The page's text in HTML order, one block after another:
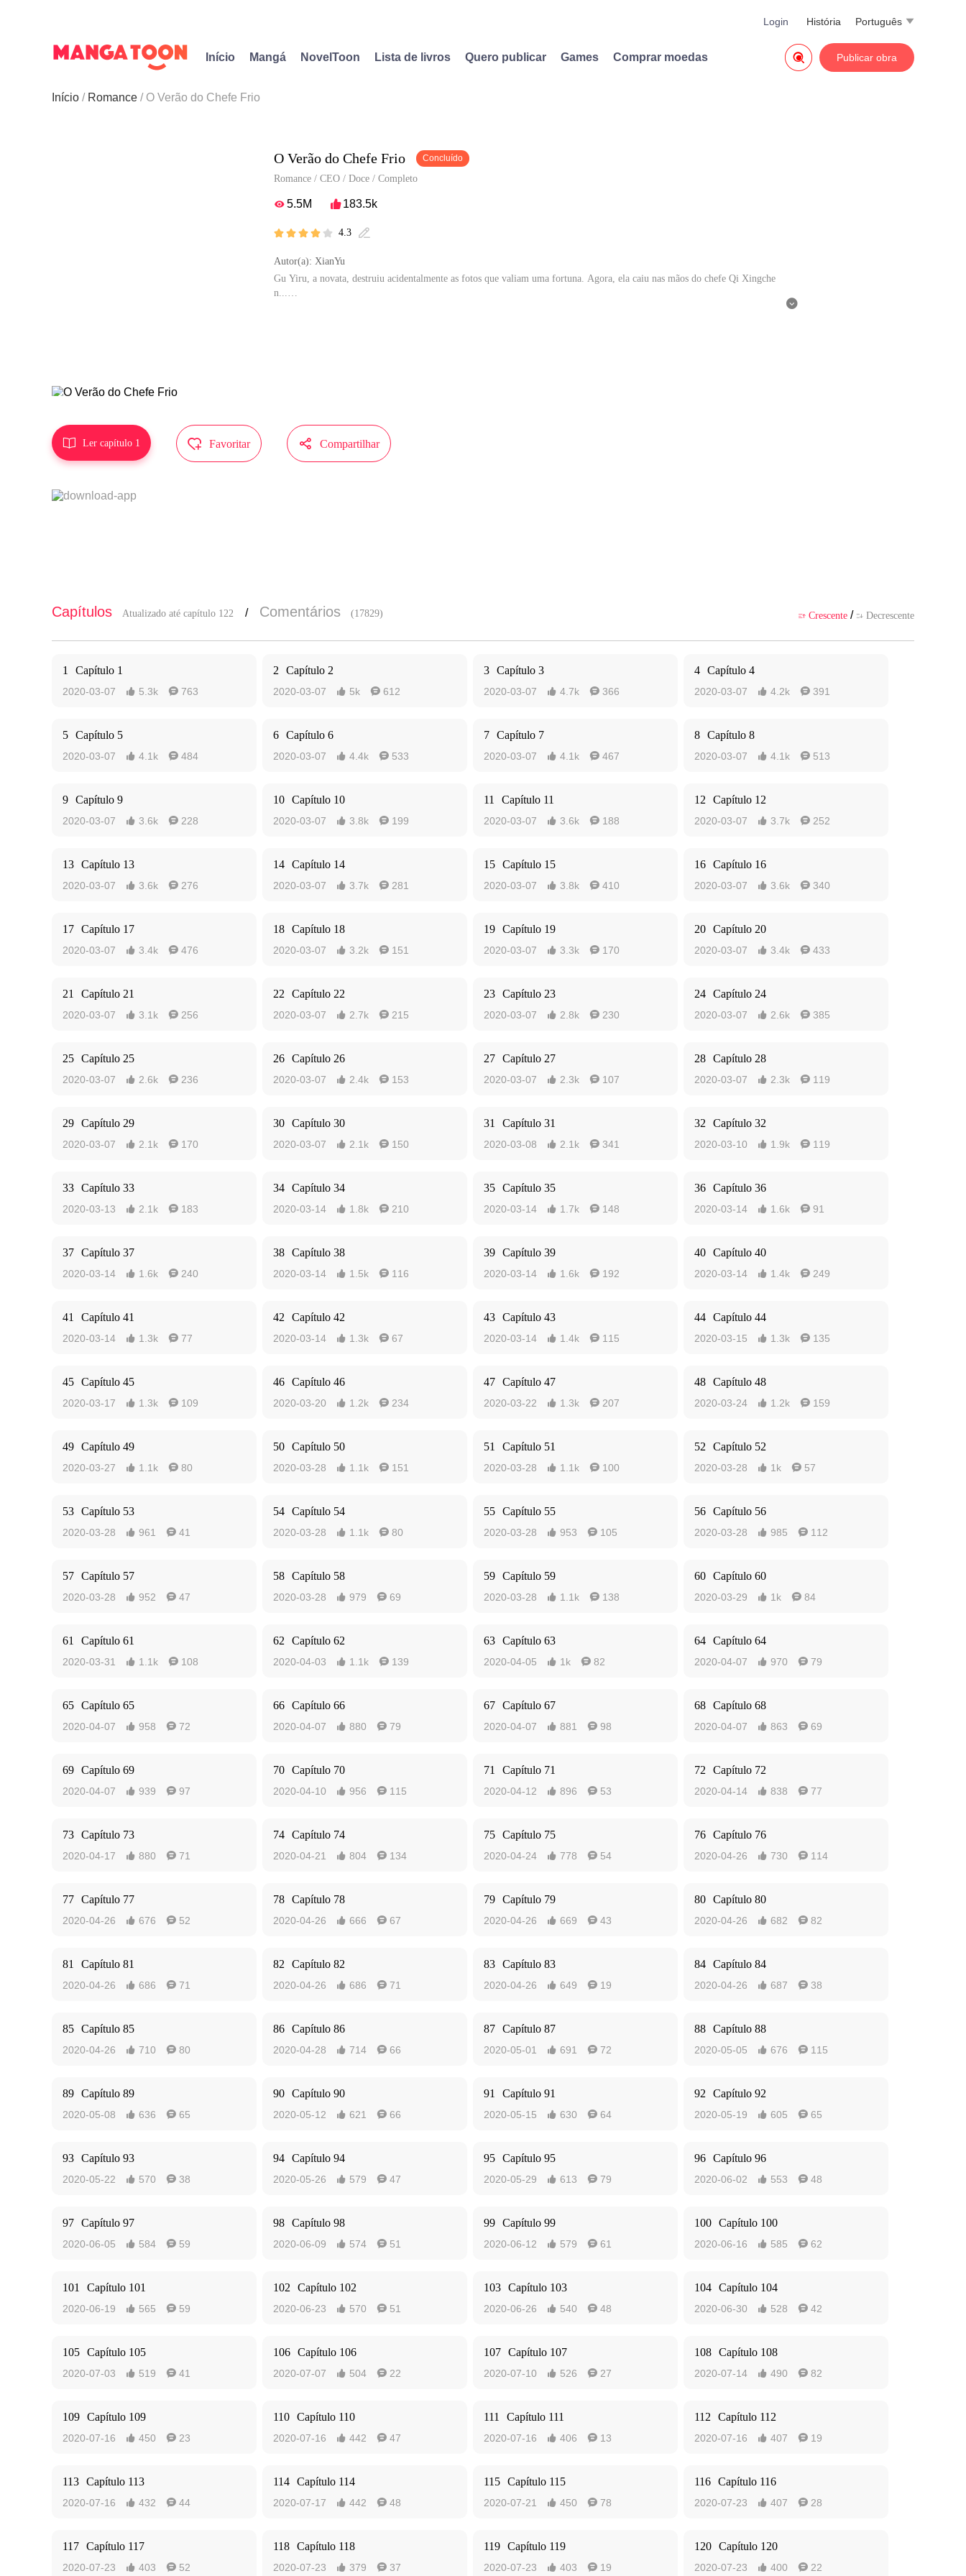
Português 
História
Login
Início Mangá NovelToon Lista de livros Quero publicar Games Comprar moedas Publicar obra

Início Romance O Verão do Chefe Frio
O Verão do Chefe Frio Concluído
Romance / CEO / Doce / Completo
5.5M 183.5k
     4.3 
Autor(a): XianYu
Gu Yiru, a novata, destruiu acidentalmente as fotos que valiam uma fortuna. Agora, ela caiu nas mãos do chefe Qi Xingche
n...

 Ler capítulo 1  Favoritar  Compartilhar
Capítulos Atualizado até capítulo 122 / Comentários (17829)  Crescente /  Decrescente
1 Capítulo 1
2020-03-07  5.3k  763
2 Capítulo 2
2020-03-07  5k  612
3 Capítulo 3
2020-03-07  4.7k  366
4 Capítulo 4
2020-03-07  4.2k  391
5 Capítulo 5
2020-03-07  4.1k  484
6 Capítulo 6
2020-03-07  4.4k  533
7 Capítulo 7
2020-03-07  4.1k  467
8 Capítulo 8
2020-03-07  4.1k  513
9 Capítulo 9
2020-03-07  3.6k  228
10 Capítulo 10
2020-03-07  3.8k  199
11 Capítulo 11
2020-03-07  3.6k  188
12 Capítulo 12
2020-03-07  3.7k  252
13 Capítulo 13
2020-03-07  3.6k  276
14 Capítulo 14
2020-03-07  3.7k  281
15 Capítulo 15
2020-03-07  3.8k  410
16 Capítulo 16
2020-03-07  3.6k  340
17 Capítulo 17
2020-03-07  3.4k  476
18 Capítulo 18
2020-03-07  3.2k  151
19 Capítulo 19
2020-03-07  3.3k  170
20 Capítulo 20
2020-03-07  3.4k  433
21 Capítulo 21
2020-03-07  3.1k  256
22 Capítulo 22
2020-03-07  2.7k  215
23 Capítulo 23
2020-03-07  2.8k  230
24 Capítulo 24
2020-03-07  2.6k  385
25 Capítulo 25
2020-03-07  2.6k  236
26 Capítulo 26
2020-03-07  2.4k  153
27 Capítulo 27
2020-03-07  2.3k  107
28 Capítulo 28
2020-03-07  2.3k  119
29 Capítulo 29
2020-03-07  2.1k  170
30 Capítulo 30
2020-03-07  2.1k  150
31 Capítulo 31
2020-03-08  2.1k  341
32 Capítulo 32
2020-03-10  1.9k  119
33 Capítulo 33
2020-03-13  2.1k  183
34 Capítulo 34
2020-03-14  1.8k  210
35 Capítulo 35
2020-03-14  1.7k  148
36 Capítulo 36
2020-03-14  1.6k  91
37 Capítulo 37
2020-03-14  1.6k  240
38 Capítulo 38
2020-03-14  1.5k  116
39 Capítulo 39
2020-03-14  1.6k  192
40 Capítulo 40
2020-03-14  1.4k  249
41 Capítulo 41
2020-03-14  1.3k  77
42 Capítulo 42
2020-03-14  1.3k  67
43 Capítulo 43
2020-03-14  1.4k  115
44 Capítulo 44
2020-03-15  1.3k  135
45 Capítulo 45
2020-03-17  1.3k  109
46 Capítulo 46
2020-03-20  1.2k  234
47 Capítulo 47
2020-03-22  1.3k  207
48 Capítulo 48
2020-03-24  1.2k  159
49 Capítulo 49
2020-03-27  1.1k  80
50 Capítulo 50
2020-03-28  1.1k  151
51 Capítulo 51
2020-03-28  1.1k  100
52 Capítulo 52
2020-03-28  1k  57
53 Capítulo 53
2020-03-28  961  41
54 Capítulo 54
2020-03-28  1.1k  80
55 Capítulo 55
2020-03-28  953  105
56 Capítulo 56
2020-03-28  985  112
57 Capítulo 57
2020-03-28  952  47
58 Capítulo 58
2020-03-28  979  69
59 Capítulo 59
2020-03-28  1.1k  138
60 Capítulo 60
2020-03-29  1k  84
61 Capítulo 61
2020-03-31  1.1k  108
62 Capítulo 62
2020-04-03  1.1k  139
63 Capítulo 63
2020-04-05  1k  82
64 Capítulo 64
2020-04-07  970  79
65 Capítulo 65
2020-04-07  958  72
66 Capítulo 66
2020-04-07  880  79
67 Capítulo 67
2020-04-07  881  98
68 Capítulo 68
2020-04-07  863  69
69 Capítulo 69
2020-04-07  939  97
70 Capítulo 70
2020-04-10  956  115
71 Capítulo 71
2020-04-12  896  53
72 Capítulo 72
2020-04-14  838  77
73 Capítulo 73
2020-04-17  880  71
74 Capítulo 74
2020-04-21  804  134
75 Capítulo 75
2020-04-24  778  54
76 Capítulo 76
2020-04-26  730  114
77 Capítulo 77
2020-04-26  676  52
78 Capítulo 78
2020-04-26  666  67
79 Capítulo 79
2020-04-26  669  43
80 Capítulo 80
2020-04-26  682  82
81 Capítulo 81
2020-04-26  686  71
82 Capítulo 82
2020-04-26  686  71
83 Capítulo 83
2020-04-26  649  19
84 Capítulo 84
2020-04-26  687  38
85 Capítulo 85
2020-04-26  710  80
86 Capítulo 86
2020-04-28  714  66
87 Capítulo 87
2020-05-01  691  72
88 Capítulo 88
2020-05-05  676  115
89 Capítulo 89
2020-05-08  636  65
90 Capítulo 90
2020-05-12  621  66
91 Capítulo 91
2020-05-15  630  64
92 Capítulo 92
2020-05-19  605  65
93 Capítulo 93
2020-05-22  570  38
94 Capítulo 94
2020-05-26  579  47
95 Capítulo 95
2020-05-29  613  79
96 Capítulo 96
2020-06-02  553  48
97 Capítulo 97
2020-06-05  584  59
98 Capítulo 98
2020-06-09  574  51
99 Capítulo 99
2020-06-12  579  61
100 Capítulo 100
2020-06-16  585  62
101 Capítulo 101
2020-06-19  565  59
102 Capítulo 102
2020-06-23  570  51
103 Capítulo 103
2020-06-26  540  48
104 Capítulo 104
2020-06-30  528  42
105 Capítulo 105
2020-07-03  519  41
106 Capítulo 106
2020-07-07  504  22
107 Capítulo 107
2020-07-10  526  27
108 Capítulo 108
2020-07-14  490  82
109 Capítulo 109
2020-07-16  450  23
110 Capítulo 110
2020-07-16  442  47
111 Capítulo 111
2020-07-16  406  13
112 Capítulo 112
2020-07-16  407  19
113 Capítulo 113
2020-07-16  432  44
114 Capítulo 114
2020-07-17  442  48
115 Capítulo 115
2020-07-21  450  78
116 Capítulo 116
2020-07-23  407  28
117 Capítulo 117
2020-07-23  403  52
118 Capítulo 118
2020-07-23  379  37
119 Capítulo 119
2020-07-23  403  19
120 Capítulo 120
2020-07-23  400  22